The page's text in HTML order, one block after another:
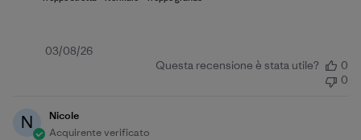
Data
03/08/26
Questa recensione è stata utile?
0
0
N
Nicole
Acquirente verificato